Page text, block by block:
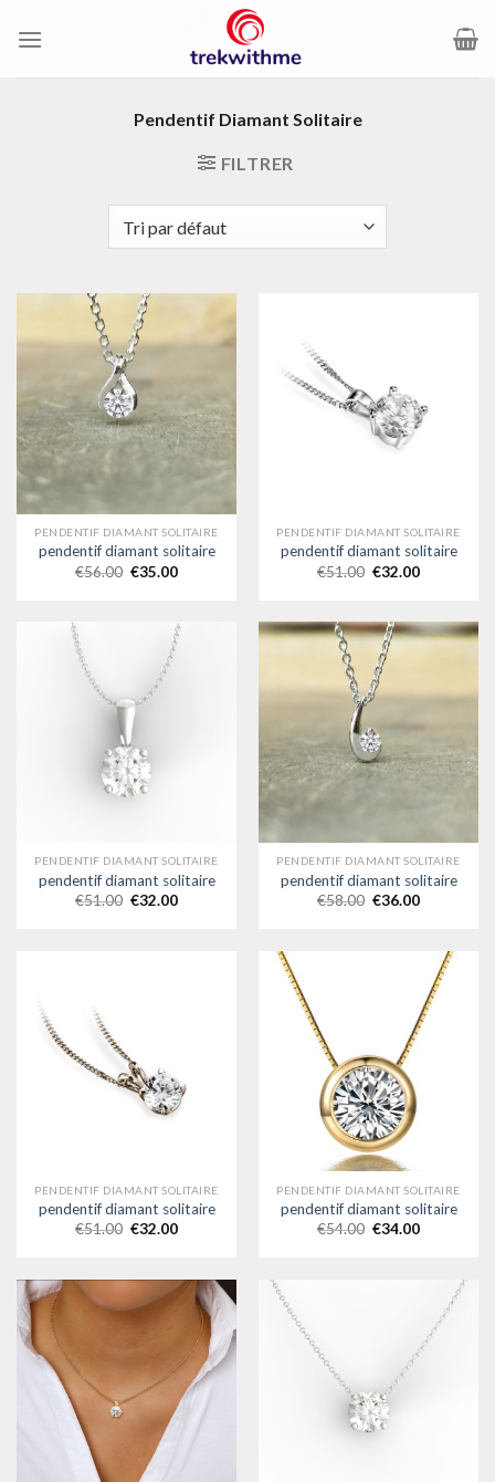
Pendentif Diamant Solitaire
FILTRER
PENDENTIF DIAMANT SOLITAIRE
pendentif diamant solitaire
€56.00 €35.00
PENDENTIF DIAMANT SOLITAIRE
pendentif diamant solitaire
€51.00 €32.00
PENDENTIF DIAMANT SOLITAIRE
pendentif diamant solitaire
€51.00 €32.00
PENDENTIF DIAMANT SOLITAIRE
pendentif diamant solitaire
€58.00 €36.00
PENDENTIF DIAMANT SOLITAIRE
pendentif diamant solitaire
€51.00 €32.00
PENDENTIF DIAMANT SOLITAIRE
pendentif diamant solitaire
€54.00 €34.00